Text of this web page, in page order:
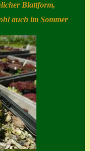
Home
Impressum
Kasse
Kontakt
Mein Konto
Naturformen
S. x nixonii
Blattform,
auch im Sommer